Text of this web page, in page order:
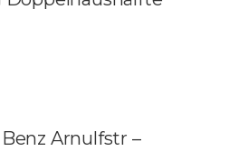
Arnulfstr –